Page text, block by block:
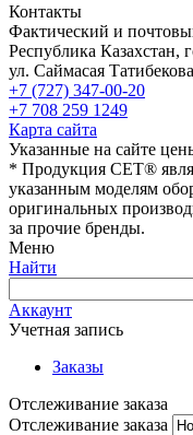
Контакты
Фактический и
Республика
ул. Саймасая
+7 (727) 347-00-20
+7 708 259 1249
Карта сайта
Указанные на сайте
* Продукция СЕТ®
указанным моделям
оригинальных
за прочие бренды.
Меню
Найти
Аккаунт
Учетная запись
Заказы
Отслеживание заказа
Отслеживание заказа